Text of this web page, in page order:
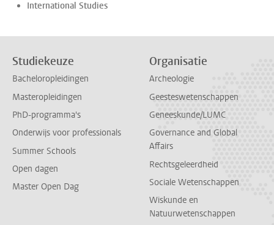
International Studies
Studiekeuze
Bacheloropleidingen
Masteropleidingen
PhD-programma's
Onderwijs voor professionals
Summer Schools
Open dagen
Master Open Dag
Organisatie
Archeologie
Geesteswetenschappen
Geneeskunde/LUMC
Governance and Global
Affairs
Rechtsgeleerdheid
Sociale Wetenschappen
Wiskunde en
Natuurwetenschappen